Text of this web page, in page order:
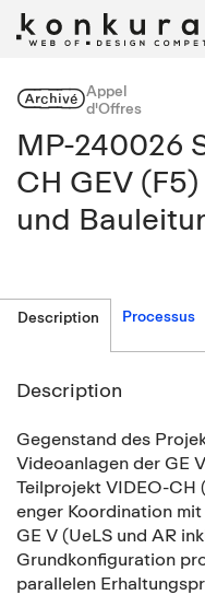
ArchivéAppel
d'Offres
MP-240026
CH GEV
und
Description Processus
Description
Gegenstand des
Videoanlagen der GE
Teilprojekt VIDEO-CH
enger Koordination
GE V (UeLS und AR
Grundkonfiguration
parallelen